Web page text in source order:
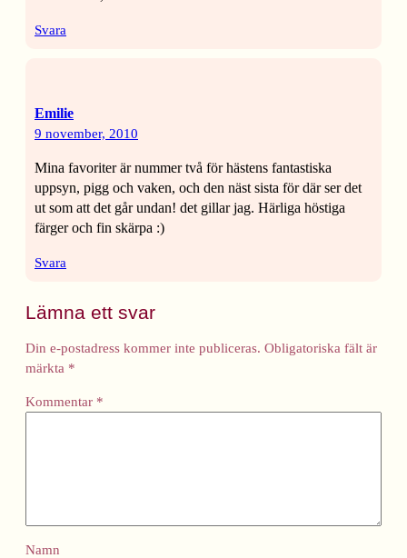
Svara
Emilie
9 november, 2010
Mina favoriter är nummer två för hästens fantastiska
uppsyn, pigg och vaken, och den näst sista för där ser det
ut som att det går undan! det gillar jag. Härliga höstiga
färger och fin skärpa :)
Svara
Lämna ett svar
Din e-postadress kommer inte publiceras. Obligatoriska fält är
märkta *
Kommentar *
Namn